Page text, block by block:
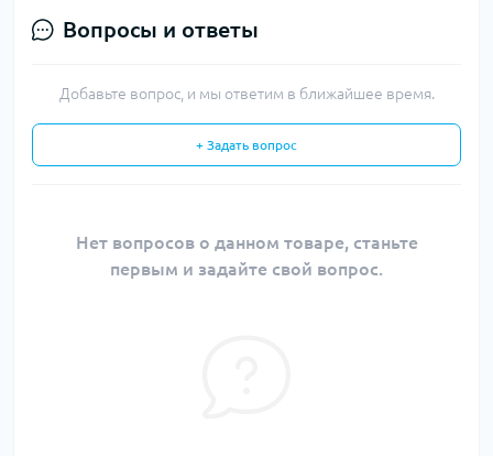
Вопросы и ответы
Добавьте вопрос, и мы ответим в ближайшее время.
+ Задать вопрос
Нет вопросов о данном товаре, станьте
первым и задайте свой вопрос.